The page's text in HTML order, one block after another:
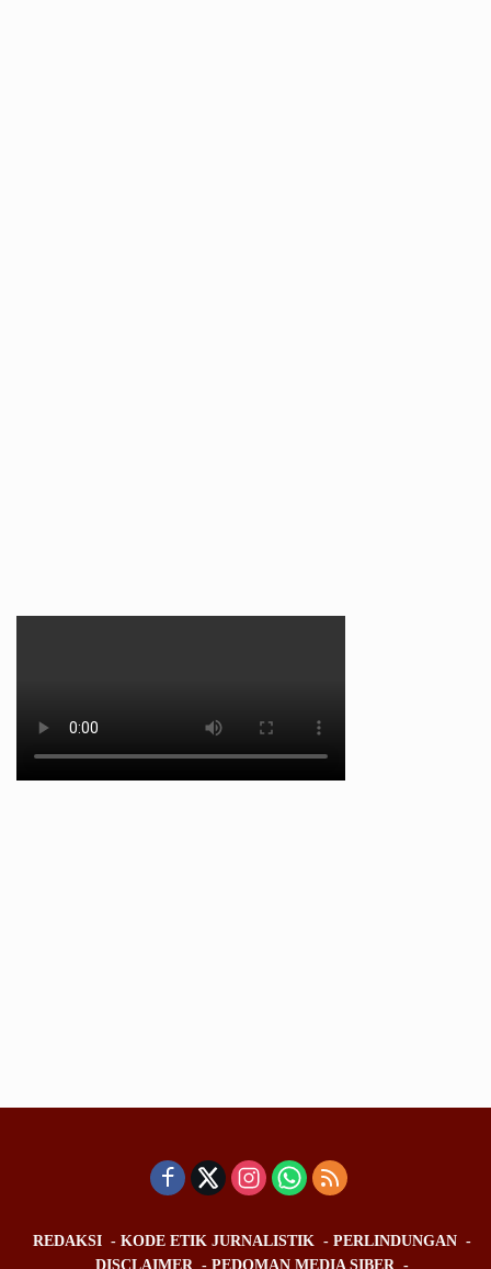
REDAKSI KODE ETIK JURNALISTIK
PERLINDUNGAN
DISCLAIMER
PEDOMAN MEDIA SIBER